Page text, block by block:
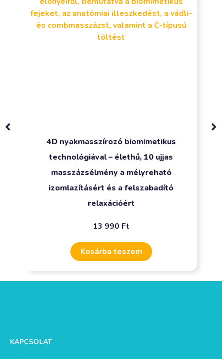
4D nyakmasszírozó biomimetikus
technológiával – élethű, 10 ujjas
masszázsélmény a mélyreható
izomlazításért és a felszabadító
relaxációért
13 990 Ft
Kosárba teszem
KAPCSOLAT